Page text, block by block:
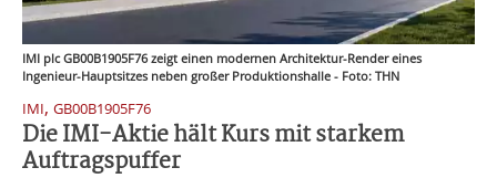
IMI plc GB00B1905F76 zeigt einen modernen Architektur-Render eines
Ingenieur-Hauptsitzes neben großer Produktionshalle - Foto: THN
IMI, GB00B1905F76
Die IMI-Aktie hält Kurs mit starkem
Auftragspuffer